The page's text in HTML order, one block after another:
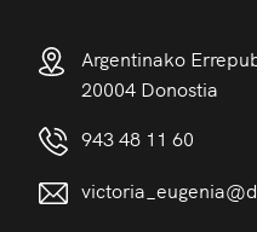
Argentinako
20004 Donostia
943 48 11 60